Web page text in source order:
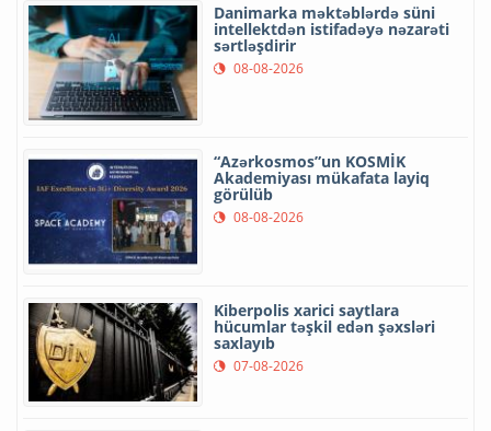
Danimarka məktəblərdə süni
intellektdən istifadəyə nəzarəti
sərtləşdirir
08-08-2026
“Azərkosmos”un KOSMİK
Akademiyası mükafata layiq
görülüb
08-08-2026
Kiberpolis xarici saytlara
hücumlar təşkil edən şəxsləri
saxlayıb
07-08-2026